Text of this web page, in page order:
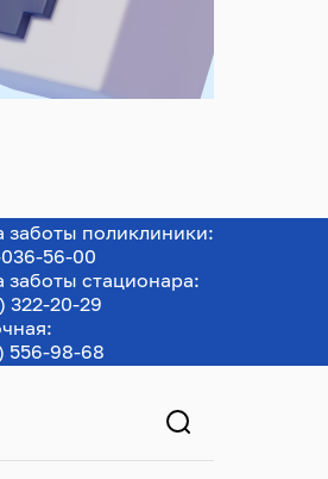
заботы поликлиники:
56-00
заботы стационара:
322-20-29
556-98-68